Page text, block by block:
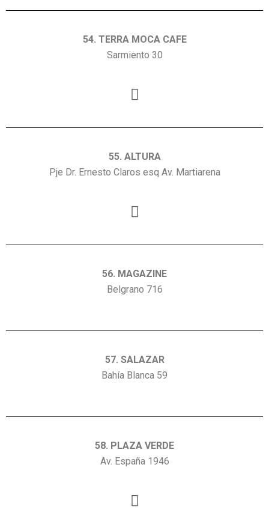
54. TERRA MOCA CAFE
Sarmiento 30
55. ALTURA
Pje Dr. Ernesto Claros esq Av. Martiarena
56. MAGAZINE
Belgrano 716
57. SALAZAR
Bahía Blanca 59
58. PLAZA VERDE
Av. España 1946